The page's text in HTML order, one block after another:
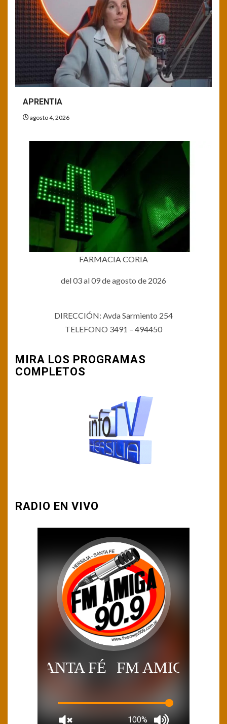
APRENTIA
agosto 4, 2026
FARMACIA CORIA
del 03 al 09 de agosto de 2026
DIRECCIÓN: Avda Sarmiento 254
TELEFONO 3491 – 494450
MIRA LOS PROGRAMAS
COMPLETOS
RADIO EN VIVO